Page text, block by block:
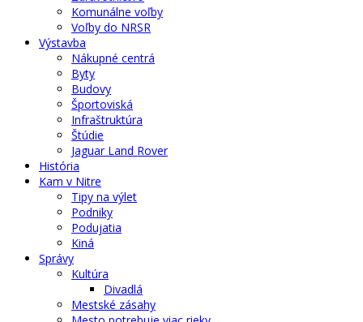
Komunálne voľby
Voľby do NRSR
Výstavba
Nákupné centrá
Byty
Budovy
Športoviská
Infraštruktúra
Štúdie
Jaguar Land Rover
História
Kam v Nitre
Tipy na výlet
Podniky
Podujatia
Kiná
Správy
Kultúra
Divadlá
Mestské zásahy